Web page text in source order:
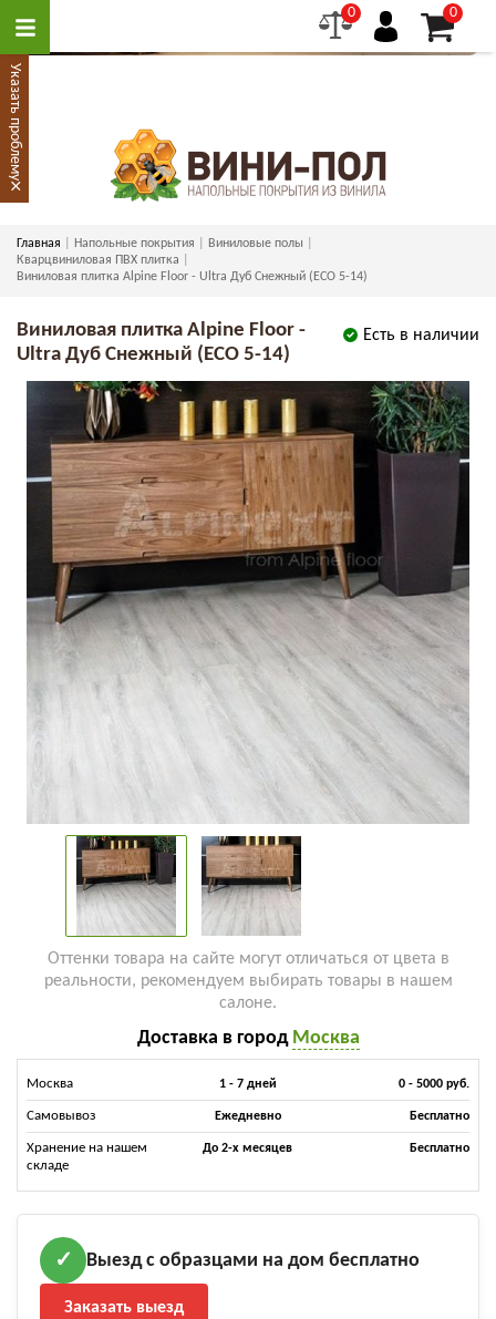
0 0
Главная Напольные покрытия
Виниловые полы
Кварцвиниловая ПВХ плитка
Виниловая плитка Alpine Floor - Ultra Дуб Снежный (ECO 5-14)
Есть в наличии
Виниловая плитка Alpine Floor -
Ultra Дуб Снежный (ECO 5-14)
Оттенки товара на сайте могут отличаться от цвета в
реальности, рекомендуем выбирать товары в нашем
салоне.
Доставка в город Москва
Москва 1 - 7 дней 0 - 5000 руб.
Самовывоз Ежедневно Бесплатно
Хранение на нашем
складе
До 2-х месяцев Бесплатно
✓ Выезд с образцами на дом бесплатно
Заказать выезд
Указать проблему
×